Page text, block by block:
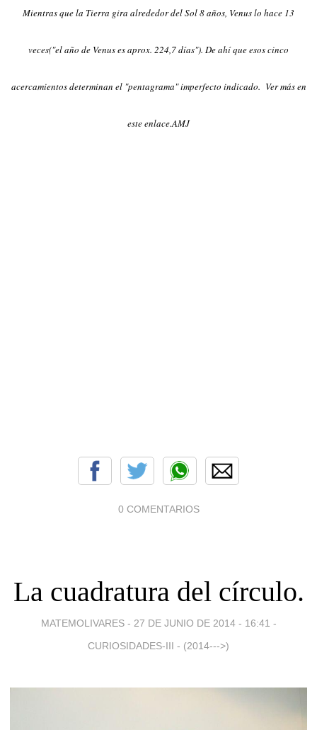
Mientras que la Tierra gira alrededor del Sol 8 años, Venus lo hace 13
veces("el año de Venus es aprox. 224,7 días"). De ahí que esos cinco
acercamientos determinan el "pentagrama" imperfecto indicado. Ver más en
esteenlace.AMJ
0 COMENTARIOS
La cuadratura del círculo.
MATEMOLIVARES - 27 DE JUNIO DE 2014 - 16:41 -
CURIOSIDADES-III - (2014--->)